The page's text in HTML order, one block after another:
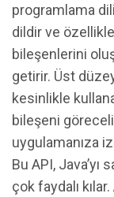
programlama
dildir ve
bileşenlerini
getirir. Üst
kesinlikle
bileşeni
uygulamanıza
Bu API,
çok faydalı